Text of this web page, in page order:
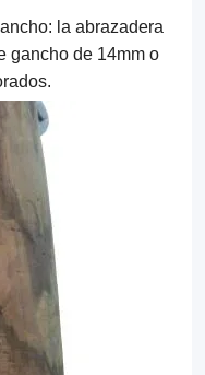
la abrazadera
gancho de 14mm o